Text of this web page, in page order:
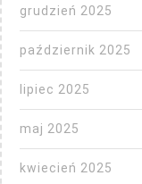
grudzień 2025
październik 2025
lipiec 2025
maj 2025
kwiecień 2025